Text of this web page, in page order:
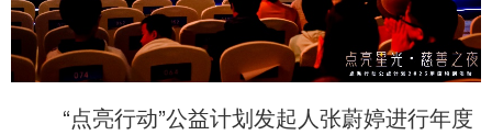
“点亮行动”公益计划发起人张蔚婷进行年度